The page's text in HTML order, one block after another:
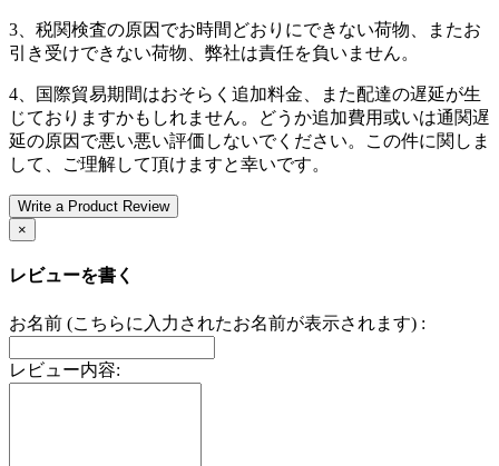
3、税関検査の原因でお時間どおりにできない荷物、またお
引き受けできない荷物、弊社は責任を負いません。
4、国際貿易期間はおそらく追加料金、また配達の遅延が生
じておりますかもしれません。どうか追加費用或いは通関遅
延の原因で悪い悪い評価しないでください。この件に関しま
して、ご理解して頂けますと幸いです。
Write a Product Review
×
レビューを書く
お名前 (こちらに入力されたお名前が表示されます) :
レビュー内容: